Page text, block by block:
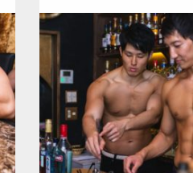
Update:
Category:バーのマ
ダウンロード